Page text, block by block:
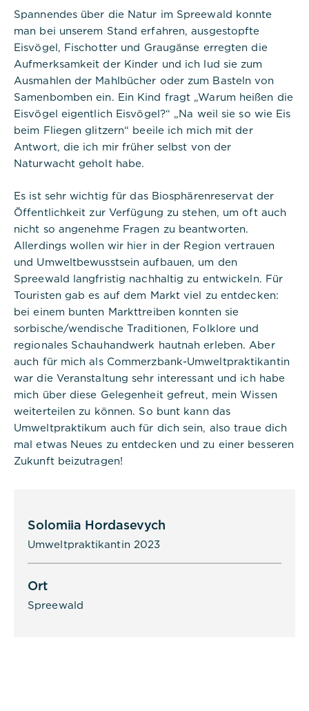
Spannendes über die Natur im Spreewald konnte
man bei unserem Stand erfahren, ausgestopfte
Eisvögel, Fischotter und Graugänse erregten die
Aufmerksamkeit der Kinder und ich lud sie zum
Ausmahlen der Mahlbücher oder zum Basteln von
Samenbomben ein. Ein Kind fragt „Warum heißen die
Eisvögel eigentlich Eisvögel?“ „Na weil sie so wie Eis
beim Fliegen glitzern“ beeile ich mich mit der
Antwort, die ich mir früher selbst von der
Naturwacht geholt habe.
Es ist sehr wichtig für das Biosphärenreservat der
Öffentlichkeit zur Verfügung zu stehen, um oft auch
nicht so angenehme Fragen zu beantworten.
Allerdings wollen wir hier in der Region vertrauen
und Umweltbewusstsein aufbauen, um den
Spreewald langfristig nachhaltig zu entwickeln. Für
Touristen gab es auf dem Markt viel zu entdecken:
bei einem bunten Markttreiben konnten sie
sorbische/wendische Traditionen, Folklore und
regionales Schauhandwerk hautnah erleben. Aber
auch für mich als Commerzbank-Umweltpraktikantin
war die Veranstaltung sehr interessant und ich habe
mich über diese Gelegenheit gefreut, mein Wissen
weiterteilen zu können. So bunt kann das
Umweltpraktikum auch für dich sein, also traue dich
mal etwas Neues zu entdecken und zu einer besseren
Zukunft beizutragen!
Solomiia Hordasevych
Umweltpraktikantin 2023
Ort
Spreewald